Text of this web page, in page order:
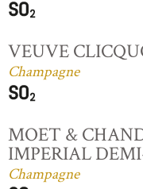
VEUVE
Champagne
MOET &
IMPERIAL
Champagne